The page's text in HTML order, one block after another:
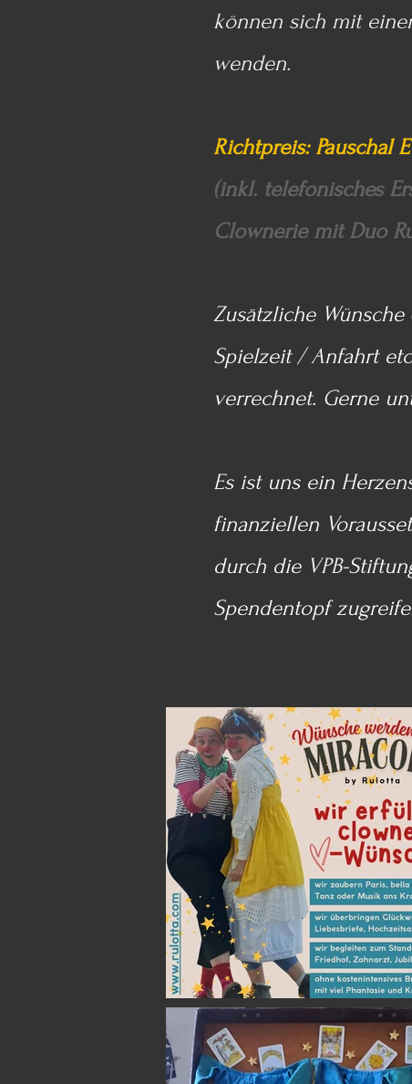
können sich mit
wenden.
Richtpreis: Pauschal
(inkl. telefonisches
Clownerie mit Duo
Zusätzliche Wünsche
Spielzeit / Anfahrt
verrechnet. Gerne
Es ist uns ein
finanziellen
durch die VPB-
Spendentopf